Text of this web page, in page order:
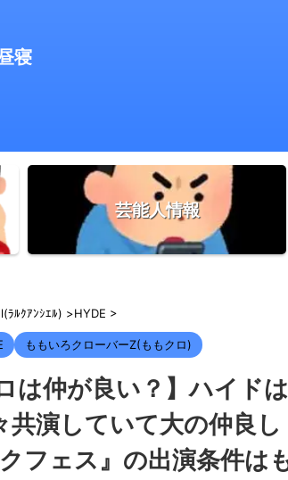
寝
芸能人情報
ﾗﾙｸｱﾝｼｴﾙ) >HYDE >
ももいろクローバーZ(ももクロ)
は仲が良い？】ハイド
共演していて大の仲良
フェス』の出演条件は